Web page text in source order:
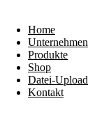
Home
Unternehmen
Produkte
Shop
Datei-Upload
Kontakt